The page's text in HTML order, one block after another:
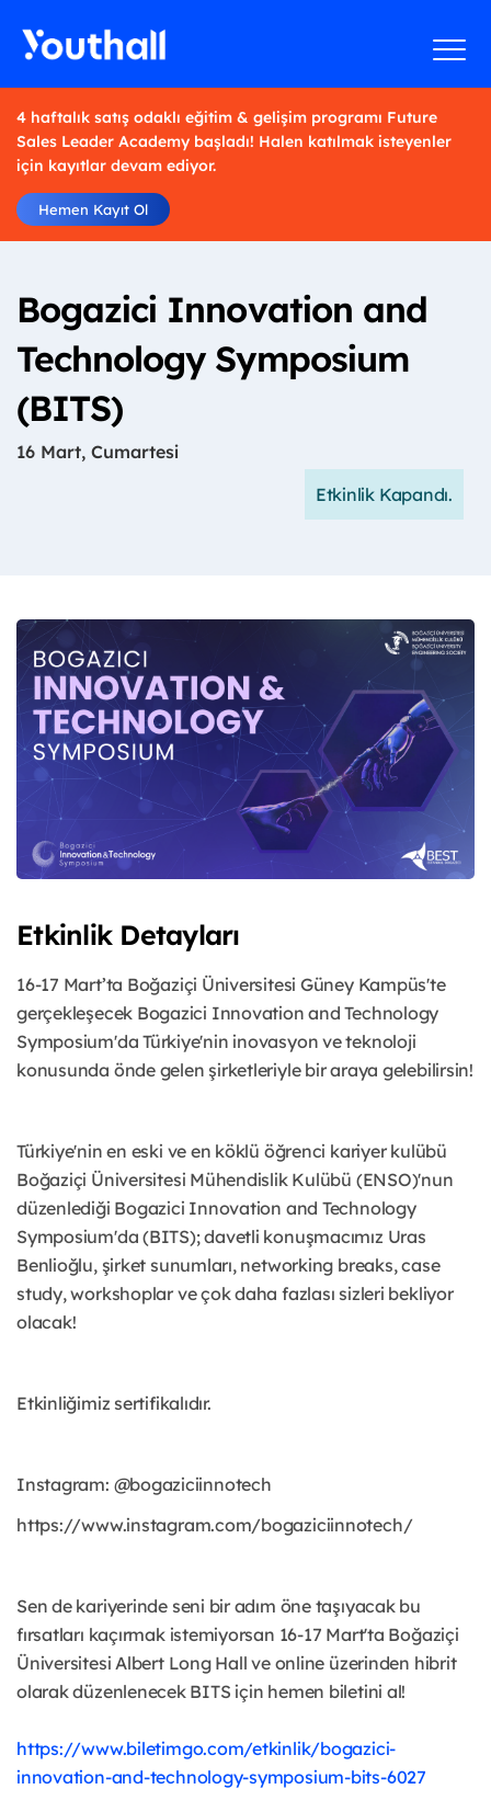
4 haftalık satış odaklı eğitim & gelişim programı Future
Sales Leader Academy başladı! Halen katılmak isteyenler
için kayıtlar devam ediyor.
Hemen Kayıt Ol
Bogazici Innovation and
Technology Symposium
(BITS)
16 Mart, Cumartesi
Etkinlik Kapandı.
Etkinlik Detayları
16-17 Mart’ta Boğaziçi Üniversitesi Güney Kampüs'te
gerçekleşecek Bogazici Innovation and Technology
Symposium'da Türkiye'nin inovasyon ve teknoloji
konusunda önde gelen şirketleriyle bir araya gelebilirsin!
Türkiye'nin en eski ve en köklü öğrenci kariyer kulübü
Boğaziçi Üniversitesi Mühendislik Kulübü (ENSO)'nun
düzenlediği Bogazici Innovation and Technology
Symposium'da (BITS); davetli konuşmacımız Uras
Benlioğlu, şirket sunumları, networking breaks, case
study, workshoplar ve çok daha fazlası sizleri bekliyor
olacak!
Etkinliğimiz sertifikalıdır.
Instagram: @bogaziciinnotech
https://www.instagram.com/bogaziciinnotech/
Sen de kariyerinde seni bir adım öne taşıyacak bu
fırsatları kaçırmak istemiyorsan 16-17 Mart'ta Boğaziçi
Üniversitesi Albert Long Hall ve online üzerinden hibrit
olarak düzenlenecek BITS için hemen biletini al!
https://www.biletimgo.com/etkinlik/bogazici-
innovation-and-technology-symposium-bits-6027